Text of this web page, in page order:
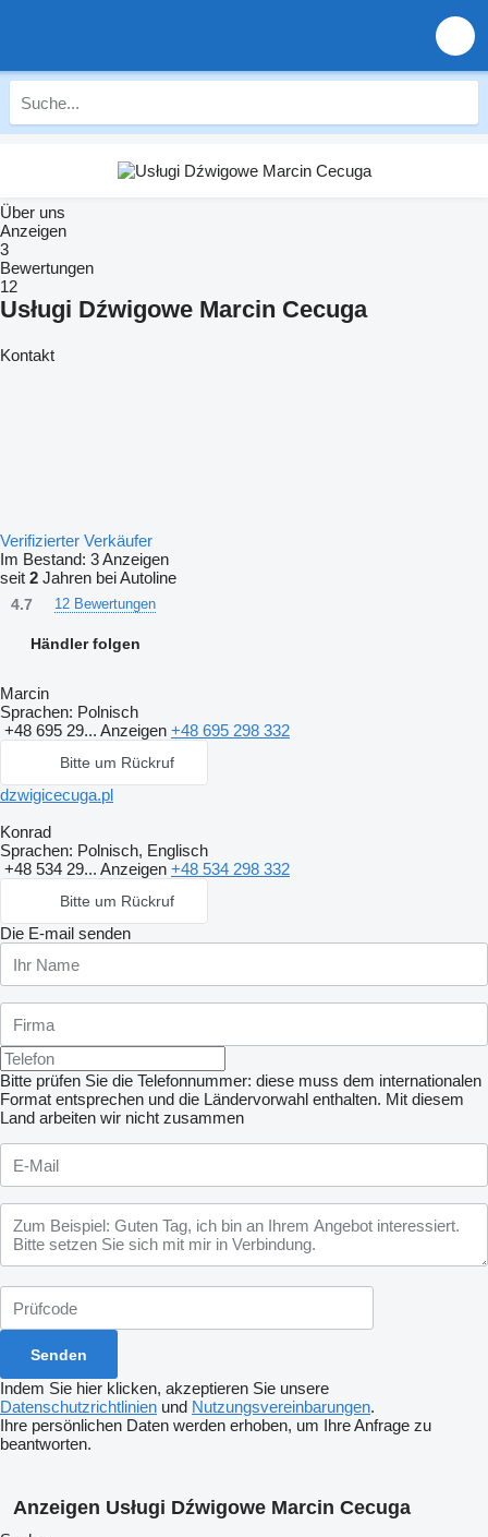
Über uns
Anzeigen
3
Bewertungen
12
Usługi Dźwigowe Marcin Cecuga
Kontakt
Verifizierter Verkäufer
Im Bestand: 3 Anzeigen
seit 2 Jahren bei Autoline
4.7 12 Bewertungen
Händler folgen
Marcin
Sprachen: Polnisch
+48 695 29... Anzeigen +48 695 298 332
Bitte um Rückruf
dzwigicecuga.pl
Konrad
Sprachen: Polnisch, Englisch
+48 534 29... Anzeigen +48 534 298 332
Bitte um Rückruf
Die E-mail senden
Bitte prüfen Sie die Telefonnummer: diese muss dem internationalen
Format entsprechen und die Ländervorwahl enthalten. Mit diesem
Land arbeiten wir nicht zusammen
Indem Sie hier klicken, akzeptieren Sie unsere
Datenschutzrichtlinien und Nutzungsvereinbarungen.
Ihre persönlichen Daten werden erhoben, um Ihre Anfrage zu
beantworten.
Anzeigen Usługi Dźwigowe Marcin Cecuga